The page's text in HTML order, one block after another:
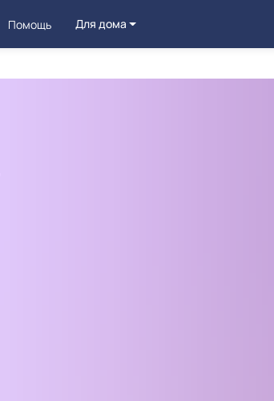
Помощь Для дома